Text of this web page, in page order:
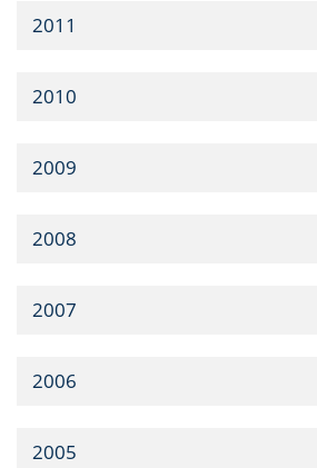
2011
2010
2009
2008
2007
2006
2005